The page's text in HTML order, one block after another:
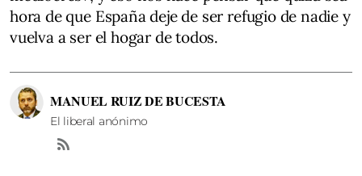
hora de que España deje de ser refugio de nadie y
vuelva a ser el hogar de todos.
MANUEL RUIZ DE BUCESTA
El liberal anónimo